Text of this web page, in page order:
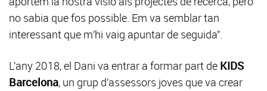
no sabia que fos possible. Em va semblar tan
interessant que m’hi vaig apuntar de seguida”.
L’any 2018, el Dani va entrar a formar part de KIDS
Barcelona, un grup d’assessors joves que va crear